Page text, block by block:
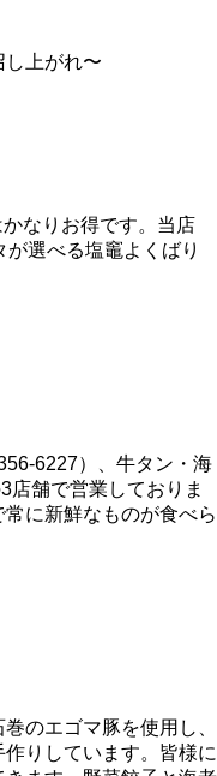
上がれ〜
なりお得です。当店
選べる塩竈よくばり
6227）、牛タン・海
店舗で営業しておりま
に新鮮なものが食べら
のエゴマ豚を使用し、
りしています。皆様に